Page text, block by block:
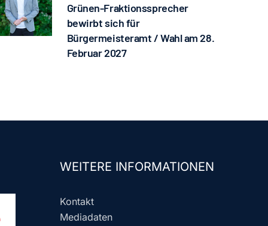
Grünen-Fraktionssprecher
bewirbt sich für
Bürgermeisteramt / Wahl am 28.
Februar 2027
WEITERE INFORMATIONEN
Kontakt
Mediadaten